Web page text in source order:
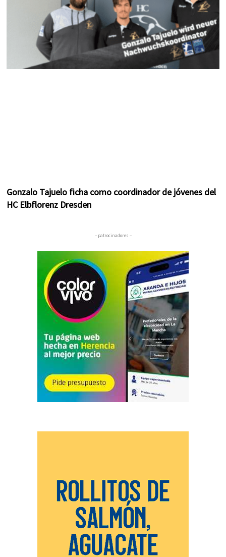
Gonzalo Tajuelo ficha como coordinador de jóvenes del
HC Elbflorenz Dresden
– patrocinadores –